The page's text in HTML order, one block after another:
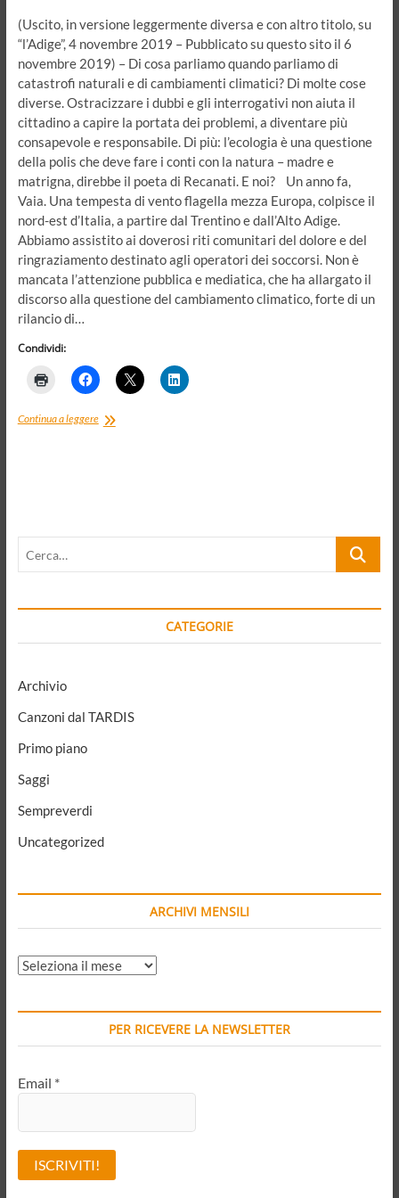
(Uscito, in versione leggermente diversa e con altro titolo, su
“l’Adige”, 4 novembre 2019 – Pubblicato su questo sito il 6
novembre 2019) – Di cosa parliamo quando parliamo di
catastrofi naturali e di cambiamenti climatici? Di molte cose
diverse. Ostracizzare i dubbi e gli interrogativi non aiuta il
cittadino a capire la portata dei problemi, a diventare più
consapevole e responsabile. Di più: l’ecologia è una questione
della polis che deve fare i conti con la natura – madre e
matrigna, direbbe il poeta di Recanati. E noi? Un anno fa,
Vaia. Una tempesta di vento flagella mezza Europa, colpisce il
nord-est d’Italia, a partire dal Trentino e dall’Alto Adige.
Abbiamo assistito ai doverosi riti comunitari del dolore e del
ringraziamento destinato agli operatori dei soccorsi. Non è
mancata l’attenzione pubblica e mediatica, che ha allargato il
discorso alla questione del cambiamento climatico, forte di un
rilancio di…
Condividi:
Continua a leggereLa
opinione
Cerca…
CATEGORIE
Archivio
Canzoni dal TARDIS
Primo piano
Saggi
Sempreverdi
Uncategorized
ARCHIVI MENSILI
ARCHIVI
PER RICEVERE LA NEWSLETTER
Email *